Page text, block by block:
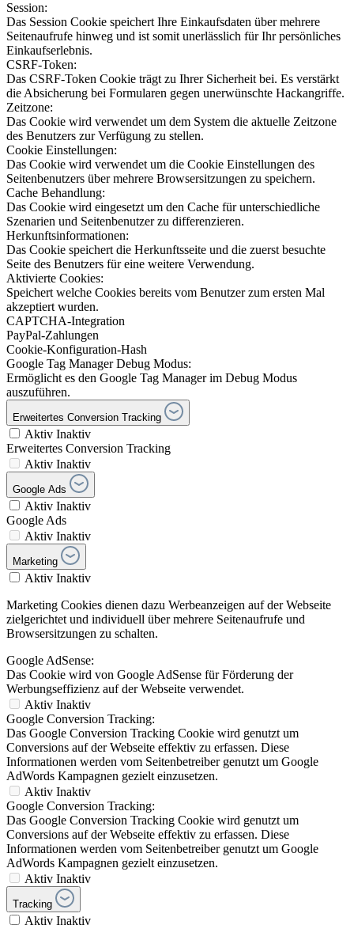
Session:
Das Session Cookie speichert Ihre Einkaufsdaten über mehrere
Seitenaufrufe hinweg und ist somit unerlässlich für Ihr persönliches
Einkaufserlebnis.
CSRF-Token:
Das CSRF-Token Cookie trägt zu Ihrer Sicherheit bei. Es verstärkt
die Absicherung bei Formularen gegen unerwünschte Hackangriffe.
Zeitzone:
Das Cookie wird verwendet um dem System die aktuelle Zeitzone
des Benutzers zur Verfügung zu stellen.
Cookie Einstellungen:
Das Cookie wird verwendet um die Cookie Einstellungen des
Seitenbenutzers über mehrere Browsersitzungen zu speichern.
Cache Behandlung:
Das Cookie wird eingesetzt um den Cache für unterschiedliche
Szenarien und Seitenbenutzer zu differenzieren.
Herkunftsinformationen:
Das Cookie speichert die Herkunftsseite und die zuerst besuchte
Seite des Benutzers für eine weitere Verwendung.
Aktivierte Cookies:
Speichert welche Cookies bereits vom Benutzer zum ersten Mal
akzeptiert wurden.
CAPTCHA-Integration
PayPal-Zahlungen
Cookie-Konfiguration-Hash
Google Tag Manager Debug Modus:
Ermöglicht es den Google Tag Manager im Debug Modus
auszuführen.
Erweitertes Conversion Tracking
Aktiv Inaktiv
Erweitertes Conversion Tracking
Aktiv Inaktiv
Google Ads
Aktiv Inaktiv
Google Ads
Aktiv Inaktiv
Marketing
Aktiv Inaktiv
Marketing Cookies dienen dazu Werbeanzeigen auf der Webseite
zielgerichtet und individuell über mehrere Seitenaufrufe und
Browsersitzungen zu schalten.
Google AdSense:
Das Cookie wird von Google AdSense für Förderung der
Werbungseffizienz auf der Webseite verwendet.
Aktiv Inaktiv
Google Conversion Tracking:
Das Google Conversion Tracking Cookie wird genutzt um
Conversions auf der Webseite effektiv zu erfassen. Diese
Informationen werden vom Seitenbetreiber genutzt um Google
AdWords Kampagnen gezielt einzusetzen.
Aktiv Inaktiv
Google Conversion Tracking:
Das Google Conversion Tracking Cookie wird genutzt um
Conversions auf der Webseite effektiv zu erfassen. Diese
Informationen werden vom Seitenbetreiber genutzt um Google
AdWords Kampagnen gezielt einzusetzen.
Aktiv Inaktiv
Tracking
Aktiv Inaktiv